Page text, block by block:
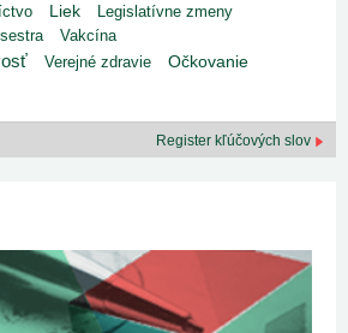
Liek
Legislatívne zmeny
Vakcína
Verejné zdravie
Očkovanie
Register kľúčových slov